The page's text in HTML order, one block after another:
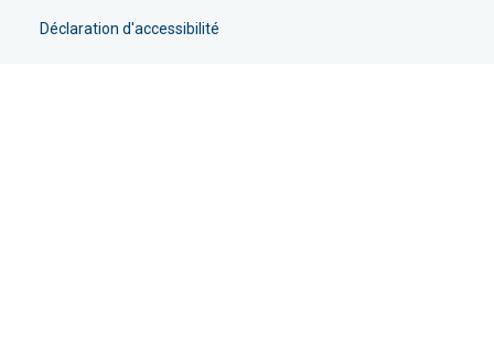
Déclaration d'accessibilité